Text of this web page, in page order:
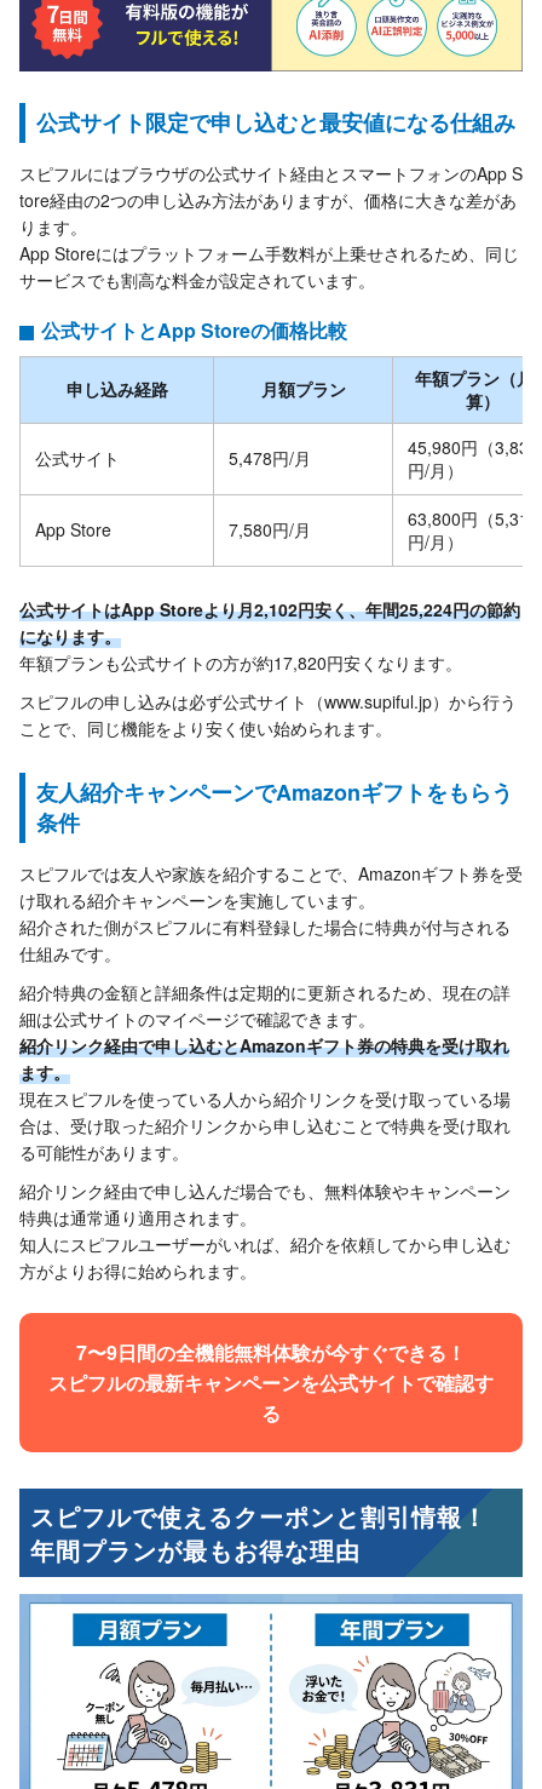
公式サイト限定で申し込むと最安値になる仕組み
スピフルにはブラウザの公式サイト経由とスマートフォンのApp S
tore経由の2つの申し込み方法がありますが、価格に大きな差があ
ります。
App Storeにはプラットフォーム手数料が上乗せされるため、同じ
サービスでも割高な料金が設定されています。
公式サイトとApp Storeの価格比較
申し込み経路 月額プラン
年額プラン（月
算）
公式サイト 5,478円/月
45,980円（3,831
円/月）
App Store 7,580円/月
63,800円（5,317
円/月）
公式サイトはApp Storeより月2,102円安く、年間25,224円の節約
になります。
年額プランも公式サイトの方が約17,820円安くなります。
スピフルの申し込みは必ず公式サイト（www.supiful.jp）から行う
ことで、同じ機能をより安く使い始められます。
友人紹介キャンペーンでAmazonギフトをもらう
条件
スピフルでは友人や家族を紹介することで、Amazonギフト券を受
け取れる紹介キャンペーンを実施しています。
紹介された側がスピフルに有料登録した場合に特典が付与される
仕組みです。
紹介特典の金額と詳細条件は定期的に更新されるため、現在の詳
細は公式サイトのマイページで確認できます。
紹介リンク経由で申し込むとAmazonギフト券の特典を受け取れ
ます。
現在スピフルを使っている人から紹介リンクを受け取っている場
合は、受け取った紹介リンクから申し込むことで特典を受け取れ
る可能性があります。
紹介リンク経由で申し込んだ場合でも、無料体験やキャンペーン
特典は通常通り適用されます。
知人にスピフルユーザーがいれば、紹介を依頼してから申し込む
方がよりお得に始められます。
7〜9日間の全機能無料体験が今すぐできる！
スピフルの最新キャンペーンを公式サイトで確認す
る
スピフルで使えるクーポンと割引情報！
年間プランが最もお得な理由